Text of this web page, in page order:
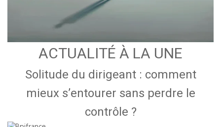
ACTUALITÉ À LA UNE
Solitude du dirigeant : comment
mieux s’entourer sans perdre le
contrôle ?